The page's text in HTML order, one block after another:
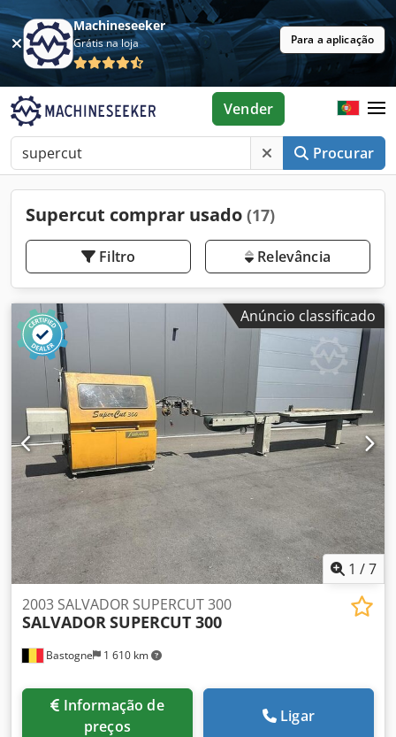
Machineseeker
Grátis na loja Para a aplicação
Procurar
Vender
Supercut comprar usado (17)
Filtro Relevância
Anúncio classificado
1 /7
Bastogne 1 610 km
2003 SALVADOR SUPERCUT 300
SALVADOR SUPERCUT 300
preços
Ligar